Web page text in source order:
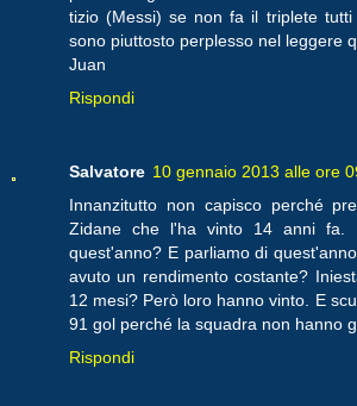
tizio (Messi) se non fa il triplete tutti
sono piuttosto perplesso nel leggere
Juan
Rispondi
Salvatore 10 gennaio 2013 alle ore
Innanzitutto non capisco perché
Zidane che l'ha vinto 14 anni fa.
quest'anno? E parliamo di
avuto un rendimento costante?
12 mesi? Però loro hanno vinto. E
91 gol perché la squadra non hanno
Rispondi